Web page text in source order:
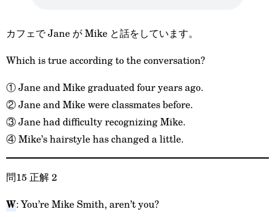
カフェで Jane が Mike と話をしています。
Which is true according to the conversation?
① Jane and Mike graduated four years ago.
② Jane and Mike were classmates before.
③ Jane had difficulty recognizing Mike.
④ Mike’s hairstyle has changed a little.
問15 正解 2
W: You’re Mike Smith, aren’t you?